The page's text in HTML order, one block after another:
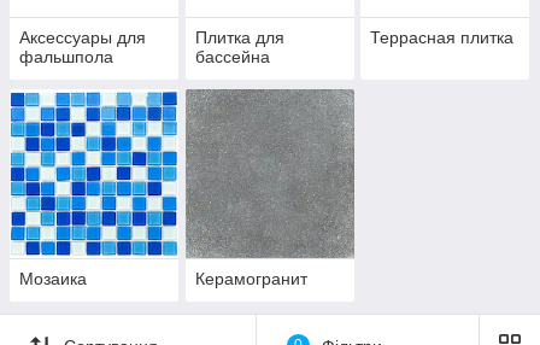
Аксессуары для
фальшпола
Плитка для
бассейна
Террасная плитка
Мозаика Керамогранит